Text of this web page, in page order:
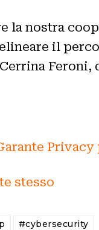
la nostra
il
Feroni,
stesso
#cybersecurity